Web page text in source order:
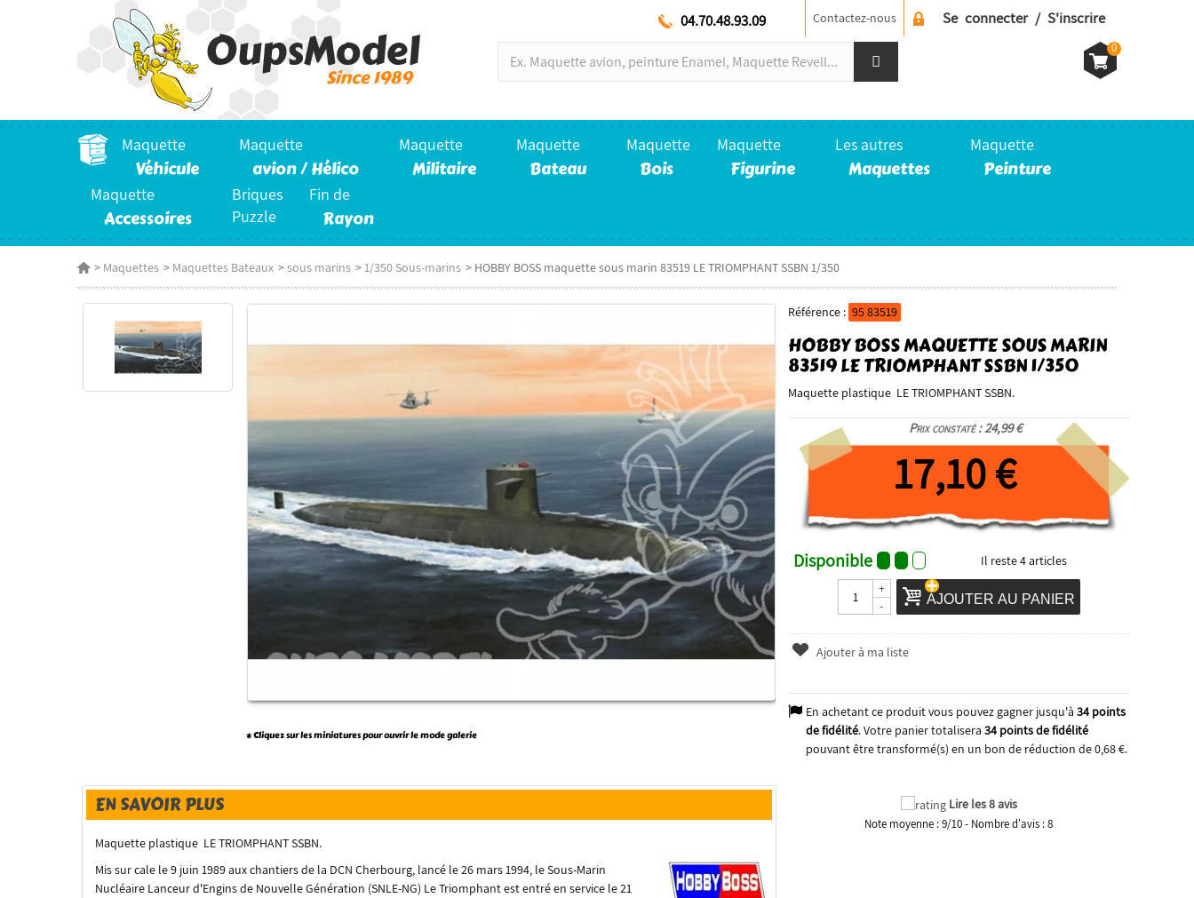
Se connecter / S'inscrire
Contactez-nous
04.70.48.93.09
0
Maquette
Véhicule
Maquette
avion / Hélico
Maquette
Militaire
Maquette
Bateau
Maquette
Bois
Maquette
Figurine
Les autres
Maquettes
Maquette
Peinture
Maquette
Accessoires
Briques
Puzzle
Fin de
Rayon
> Maquettes > Maquettes Bateaux >sous marins >1/350 Sous-marins > HOBBY BOSS maquette sous marin 83519 LE TRIOMPHANT SSBN 1/350
Référence : 95 83519
HOBBY BOSS MAQUETTE SOUS MARIN
83519 LE TRIOMPHANT SSBN 1/350
Maquette plastique LE TRIOMPHANT SSBN.
Prix constaté : 24,99 €
17,10 €
Disponible Il reste4articles
-
+
AJOUTER AU PANIER
Ajouter à ma liste
En achetant ce produit vous pouvez gagner jusqu'à 34points
de fidélité. Votre panier totalisera 34points de fidélité
pouvant être transformé(s) en un bon de réduction de0,68 €.
Lire les 8 avis
Note moyenne :9/10- Nombre d'avis :8
* Cliquez sur les miniatures pour ouvrir le mode galerie
EN SAVOIR PLUS
Maquette plastique LE TRIOMPHANT SSBN.
Mis sur cale le 9 juin 1989 aux chantiers de la DCN Cherbourg, lancé le 26 mars 1994, le Sous-Marin
Nucléaire Lanceur d'Engins de Nouvelle Génération (SNLE-NG) Le Triomphant est entré en service le 21